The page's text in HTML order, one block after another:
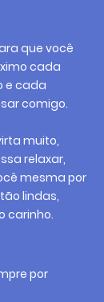
que você
cada
e cada
comigo.
muito,
relaxar,
mesma por
lindas,
carinho.
por